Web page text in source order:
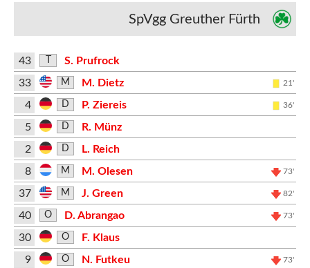
SpVgg Greuther Fürth
43
S. Prufrock
33
M M. Dietz 21'
4 D P. Ziereis 36'
5 D
R. Münz
2
D
L. Reich
8
M M. Olesen 73'
37 M J. Green 82'
40 O D. Abrangao 73'
30 O
F. Klaus
9
O N. Futkeu 73'